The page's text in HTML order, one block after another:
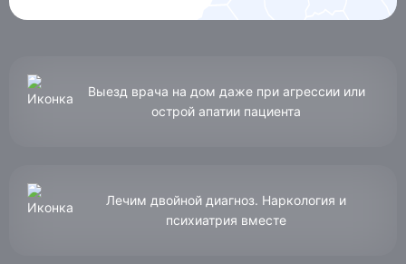
8 (863) 309-03-92
ПОЛУЧИТЬ КОНСУЛЬТАЦИЮ
Выезд врача на дом даже при агрессии или
острой апатии пациента
Лечим двойной диагноз. Наркология и
психиатрия вместе